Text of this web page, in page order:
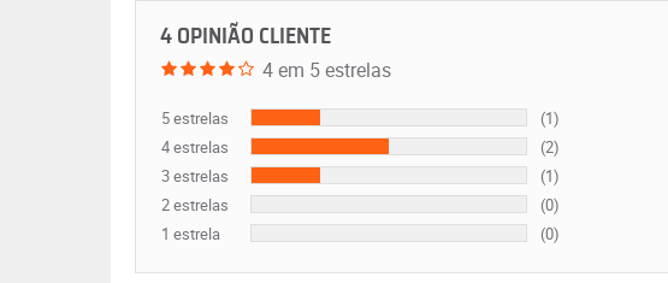
4 OPINIÃO CLIENTE
4 em 5 estrelas
5 estrelas
(1)
4 estrelas
(2)
3 estrelas
(1)
2 estrelas
(0)
1 estrela
(0)